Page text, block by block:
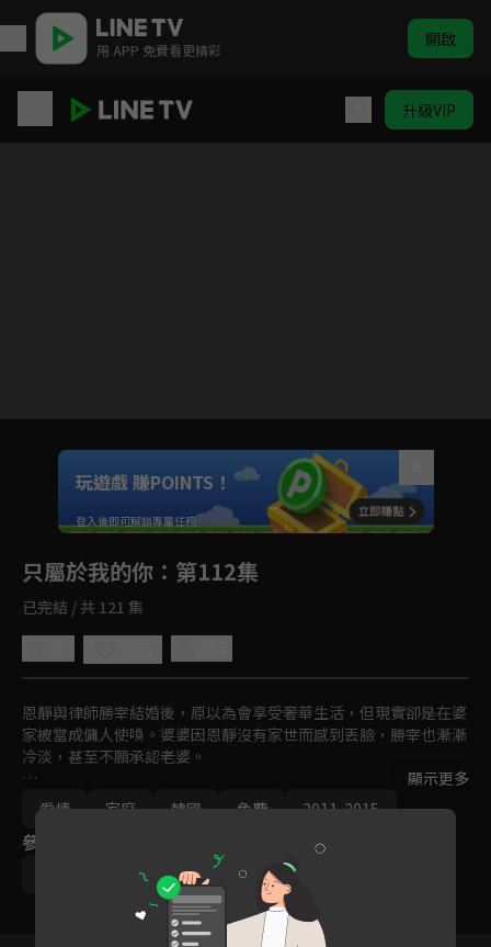
用 APP 免費看更精彩 開啟
升級VIP
Unmute
如有不便請見諒
玩遊戲 賺POINTS！
登入後即可解鎖專屬任務
只屬於我的你 ：第112集
已完結 / 共 121 集
恩靜與律師勝宰結婚後，原以為會享受奢華生活，但現實卻是在婆
家被當成傭人使喚。婆婆因恩靜沒有家世而感到丟臉，勝宰也漸漸
冷淡，甚至不願承認老婆。
恩靜發現勝宰根本沒有辦理結婚登記，還發現老公與 BJ 集團繼承
昔日男友俊夏重新進入她的生活，默默支持她，希望能給她真正的
顯示更多
愛情
家庭 韓國 免費 2011-2015
參與演員
鄭盛煥 宋在喜 韓多敏